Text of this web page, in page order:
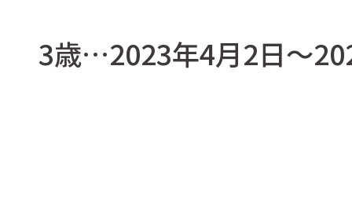
3歳…2023年4月2日〜